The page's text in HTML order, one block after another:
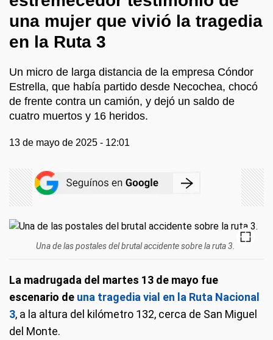
una mujer que vivió la tragedia
en la Ruta 3
Un micro de larga distancia de la empresa Cóndor
Estrella, que había partido desde Necochea, chocó
de frente contra un camión, y dejó un saldo de
cuatro muertos y 16 heridos.
13 de mayo de 2025 - 12:01
Una de las postales del brutal accidente sobre la ruta 3.
La madrugada del martes 13 de mayo fue
escenario de una tragedia vial en la Ruta Nacional
3, a la altura del kilómetro 132, cerca de San Miguel
del Monte.